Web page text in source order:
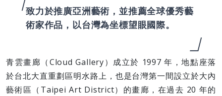
致力於推廣亞洲藝術，並推薦全球優秀藝
術家作品，以台灣為坐標望眼國際。
青雲畫廊（Cloud Gallery）成立於 1997 年，地點座落
於台北大直重劃區明水路上，也是台灣第一間設立於大內
藝術區（Taipei Art District）的畫廊，在過去 20 年的